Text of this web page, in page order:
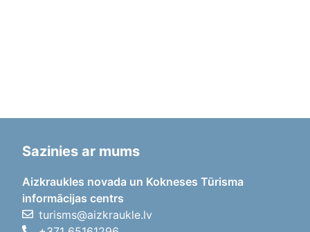
Sazinies ar mums
Aizkraukles novada un Kokneses Tūrisma
informācijas centrs
turisms@aizkraukle.lv